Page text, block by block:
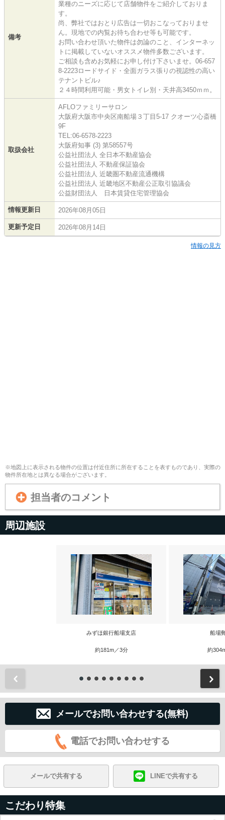
備考
業種のニーズに応じて店舗物件をご紹介しておりま
す。
尚、弊社ではおとり広告は一切おこなっておりませ
ん。現地での内覧お待ち合わせ等も可能です。
お問い合わせ頂いた物件は勿論のこと、インターネッ
トに掲載していないオススメ物件多数ございます。
ご相談も含めお気軽にお申し付け下さいませ。06-657
8-2223ロードサイド・全面ガラス張りの視認性の高い
テナントビル♪
２４時間利用可能・男女トイレ別・天井高3450ｍｍ。
取扱会社
AFLOファミリーサロン
大阪府大阪市中央区南船場３丁目5-17 クオーツ心斎橋
9F
TEL:06-6578-2223
大阪府知事 (3) 第58557号
公益社団法人 全日本不動産協会
公益社団法人 不動産保証協会
公益社団法人 近畿圏不動産流通機構
公益社団法人 近畿地区不動産公正取引協議会
公益財団法人 日本賃貸住宅管理協会
情報更新日 2026年08月05日
更新予定日 2026年08月14日
情報の見方
※地図上に表示される物件の位置は付近住所に所在することを表すものであり、実際の
物件所在地とは異なる場合がございます。
担当者のコメント
周辺施設
みずほ銀行船場支店
約181m／3分
船場
約
メールでお問い合わせする(無料)
電話でお問い合わせする
メールで共有する LINEで共有する
こだわり特集